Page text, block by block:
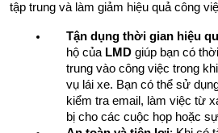
tập trung và làm giảm hiệu quả công
Tận dụng thời gian hiệu
hộ của LMD giúp bạn có
trung vào công việc trong
vụ lái xe. Bạn có thể sử
kiểm tra email, làm việc từ
bị cho các cuộc họp hoặc